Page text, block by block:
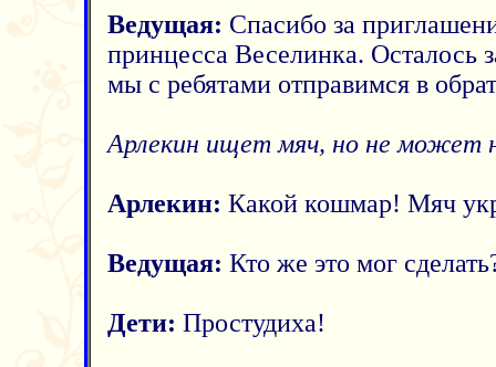
Ведущая: Спасибо за
принцесса Веселинка. Осталось
мы с ребятами отправимся в
Арлекин ищет мяч, но не может
Арлекин: Какой кошмар! Мяч
Ведущая: Кто же это мог
Дети: Простудиха!